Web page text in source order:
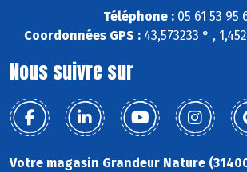
Téléphone :05 61 53 95
Coordonnées GPS : 43,573233 ° ,
Nous suivre sur
Votre magasin Grandeur Nature